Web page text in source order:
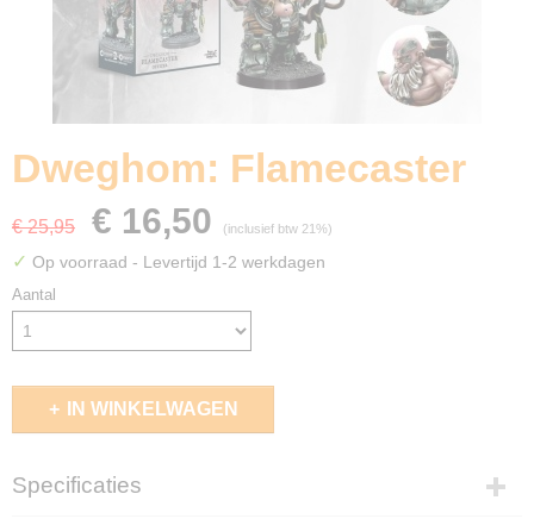
Dweghom: Flamecaster
€ 25,95 € 16,50 (inclusief btw 21%)
✓ Op voorraad - Levertijd 1-2 werkdagen
Aantal
IN WINKELWAGEN
Specificaties